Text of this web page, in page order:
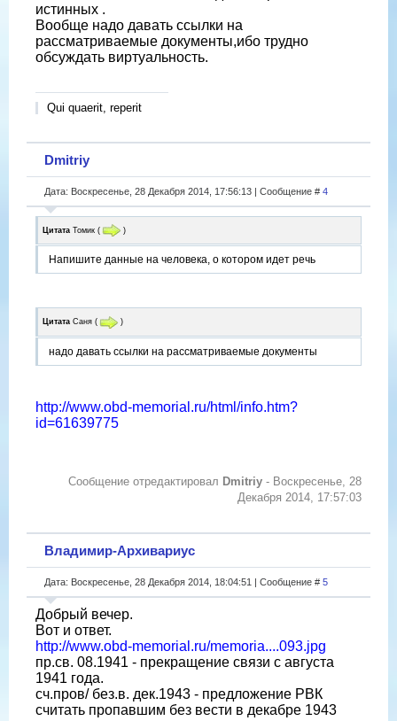
истинных .
Вообще надо давать ссылки на
рассматриваемые документы,ибо трудно
обсуждать виртуальность.
Qui quaerit, reperit
Dmitriy
Дата: Воскресенье, 28 Декабря 2014, 17:56:13 | Сообщение # 4
Цитата Томик ( )
Напишите данные на человека, о котором идет речь
Цитата Саня ( )
надо давать ссылки на рассматриваемые документы
http://www.obd-memorial.ru/html/info.htm?
id=61639775
Сообщение отредактировал Dmitriy - Воскресенье, 28
Декабря 2014, 17:57:03
Владимир-Архивариус
Дата: Воскресенье, 28 Декабря 2014, 18:04:51 | Сообщение # 5
Добрый вечер.
Вот и ответ.
http://www.obd-memorial.ru/memoria....093.jpg
пр.св. 08.1941 - прекращение связи с августа
1941 года.
сч.пров/ без.в. дек.1943 - предложение РВК
считать пропавшим без вести в декабре 1943